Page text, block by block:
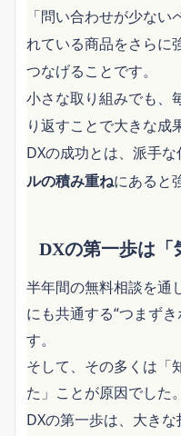
「問い合わせが少な
れている商品をさらに
つなげることです。
小さな取り組みでも、
り返すことで大きな成
DXの成功とは、派手
ルの積み重ねにあると
DXの第一歩は「
半年間の無料相談を通
にも共通する“つまず
す。
そして、その多くは「
た」ことが原因でした。
DXの第一歩は、大き